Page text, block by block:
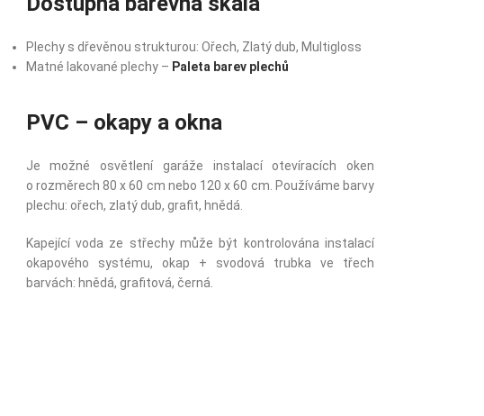
Plechy s dřevěnou strukturou: Ořech, Zlatý dub, Multigloss
Matné lakované plechy – Paleta barev plechů
PVC – okapy a okna
Je možné osvětlení garáže instalací otevíracích oken
o rozměrech 80 x 60 cm nebo 120 x 60 cm. Používáme barvy
plechu: ořech, zlatý dub, grafit, hnědá.
Kapející voda ze střechy může být kontrolována instalací
okapového systému, okap + svodová trubka ve třech
barvách: hnědá, grafitová, černá.